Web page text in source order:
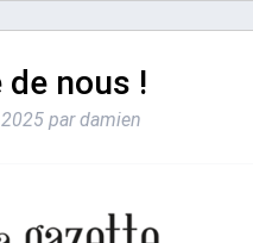
de nous !
par damien